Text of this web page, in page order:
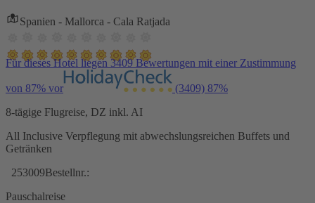
Spanien - Mallorca - Cala Ratjada
Für dieses Hotel liegen 3409 Bewertungen mit einer Zustimmung
von 87% vor (3409) 87%
8-tägige Flugreise, DZ inkl. AI
All Inclusive Verpflegung mit abwechslungsreichen Buffets und
Getränken
253009Bestellnr.:
Pauschalreise